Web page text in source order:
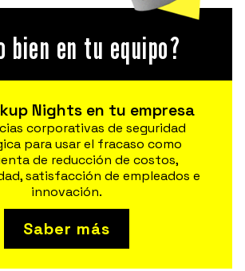
bien en tu equipo?
Nights en tu empresa
corporativas de seguridad
para usar el fracaso como
de reducción de costos,
satisfacción de empleados e
innovación.
Saber más